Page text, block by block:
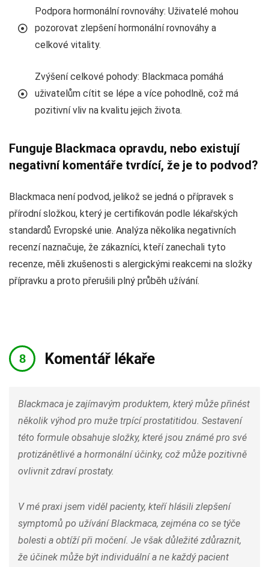
Podpora hormonální rovnováhy: Uživatelé mohou
pozorovat zlepšení hormonální rovnováhy a
celkové vitality.
Zvýšení celkové pohody: Blackmaca pomáhá
uživatelům cítit se lépe a více pohodlně, což má
pozitivní vliv na kvalitu jejich života.
Funguje Blackmaca opravdu, nebo existují
negativní komentáře tvrdící, že je to podvod?
Blackmaca není podvod, jelikož se jedná o přípravek s
přírodní složkou, který je certifikován podle lékařských
standardů Evropské unie. Analýza několika negativních
recenzí naznačuje, že zákazníci, kteří zanechali tyto
recenze, měli zkušenosti s alergickými reakcemi na složky
přípravku a proto přerušili plný průběh užívání.
Komentář lékaře
Blackmaca je zajímavým produktem, který může přinést
několik výhod pro muže trpící prostatitidou. Sestavení
této formule obsahuje složky, které jsou známé pro své
protizánětlivé a hormonální účinky, což může pozitivně
ovlivnit zdraví prostaty.
V mé praxi jsem viděl pacienty, kteří hlásili zlepšení
symptomů po užívání Blackmaca, zejména co se týče
bolesti a obtíží při močení. Je však důležité zdůraznit,
že účinek může být individuální a ne každý pacient